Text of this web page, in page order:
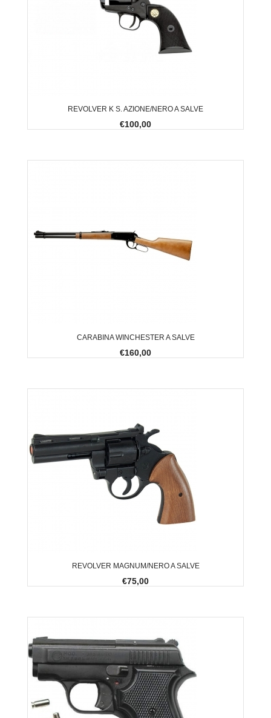
REVOLVER K S. AZIONE/NERO A SALVE
€100,00
CARABINA WINCHESTER A SALVE
€160,00
REVOLVER MAGNUM/NERO A SALVE
€75,00